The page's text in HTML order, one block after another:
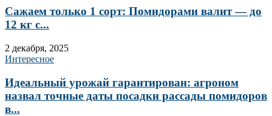
Сажаем только 1 сорт: Помидорами валит — до
12 кг с...
2 декабря, 2025
Интересное
Идеальный урожай гарантирован: агроном
назвал точные даты посадки рассады помидоров
в...